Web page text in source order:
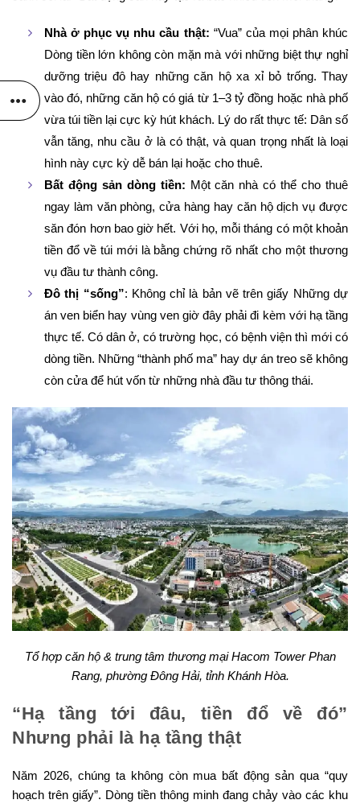
Nhà ở phục vụ nhu cầu thật: “Vua” của mọi phân khúc
Dòng tiền lớn không còn mặn mà với những biệt thự nghỉ
dưỡng triệu đô hay những căn hộ xa xỉ bỏ trống. Thay
vào đó, những căn hộ có giá từ 1–3 tỷ đồng hoặc nhà phố
vừa túi tiền lại cực kỳ hút khách. Lý do rất thực tế: Dân số
vẫn tăng, nhu cầu ở là có thật, và quan trọng nhất là loại
hình này cực kỳ dễ bán lại hoặc cho thuê.
Bất động sản dòng tiền: Một căn nhà có thể cho thuê
ngay làm văn phòng, cửa hàng hay căn hộ dịch vụ được
săn đón hơn bao giờ hết. Với họ, mỗi tháng có một khoản
tiền đổ về túi mới là bằng chứng rõ nhất cho một thương
vụ đầu tư thành công.
Đô thị “sống”: Không chỉ là bản vẽ trên giấy Những dự
án ven biển hay vùng ven giờ đây phải đi kèm với hạ tầng
thực tế. Có dân ở, có trường học, có bệnh viện thì mới có
dòng tiền. Những “thành phố ma” hay dự án treo sẽ không
còn cửa để hút vốn từ những nhà đầu tư thông thái.
Tổ hợp căn hộ & trung tâm thương mại Hacom Tower Phan
Rang, phường Đông Hải, tỉnh Khánh Hòa.
“Hạ tầng tới đâu, tiền đổ về đó”
Nhưng phải là hạ tầng thật
Năm 2026, chúng ta không còn mua bất động sản qua “quy
hoạch trên giấy”. Dòng tiền thông minh đang chảy vào các khu